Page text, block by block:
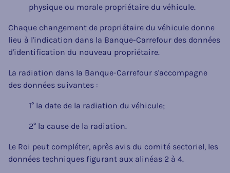
physique ou morale propriétaire du véhicule.
Chaque changement de propriétaire du véhicule donne
lieu à l'indication dans la Banque-Carrefour des données
d'identification du nouveau propriétaire.
La radiation dans la Banque-Carrefour s'accompagne
des données suivantes :
1° la date de la radiation du véhicule;
2° la cause de la radiation.
Le Roi peut compléter, après avis du comité sectoriel, les
données techniques figurant aux alinéas 2 à 4.